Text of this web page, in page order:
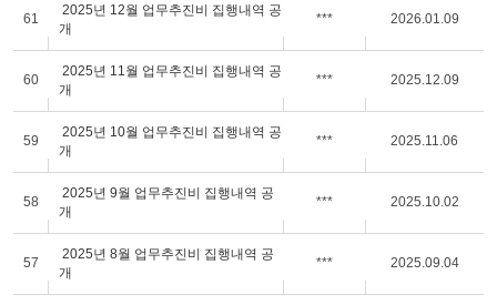
61
2025년 12월 업무추진비 집행내역 공
개
*** 2026.01.09
60
2025년 11월 업무추진비 집행내역 공
개
*** 2025.12.09
59
2025년 10월 업무추진비 집행내역 공
개
*** 2025.11.06
58
2025년 9월 업무추진비 집행내역 공
개
*** 2025.10.02
57
2025년 8월 업무추진비 집행내역 공
개
*** 2025.09.04